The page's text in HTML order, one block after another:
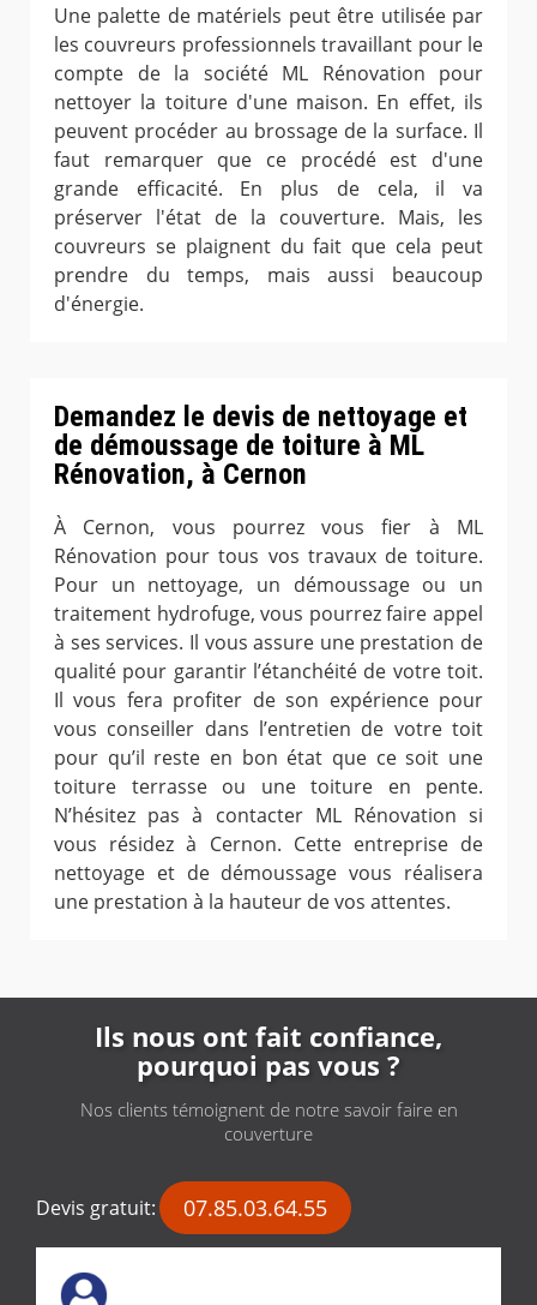
Une palette de matériels peut être utilisée par
les couvreurs professionnels travaillant pour le
compte de la société ML Rénovation pour
nettoyer la toiture d'une maison. En effet, ils
peuvent procéder au brossage de la surface. Il
faut remarquer que ce procédé est d'une
grande efficacité. En plus de cela, il va
préserver l'état de la couverture. Mais, les
couvreurs se plaignent du fait que cela peut
prendre du temps, mais aussi beaucoup
d'énergie.
Demandez le devis de nettoyage et
de démoussage de toiture à ML
Rénovation, à Cernon
À Cernon, vous pourrez vous fier à ML
Rénovation pour tous vos travaux de toiture.
Pour un nettoyage, un démoussage ou un
traitement hydrofuge, vous pourrez faire appel
à ses services. Il vous assure une prestation de
qualité pour garantir l’étanchéité de votre toit.
Il vous fera profiter de son expérience pour
vous conseiller dans l’entretien de votre toit
pour qu’il reste en bon état que ce soit une
toiture terrasse ou une toiture en pente.
N’hésitez pas à contacter ML Rénovation si
vous résidez à Cernon. Cette entreprise de
nettoyage et de démoussage vous réalisera
une prestation à la hauteur de vos attentes.
Ils nous ont fait confiance,
pourquoi pas vous ?
Nos clients témoignent de notre savoir faire en
couverture
Devis gratuit: 07.85.03.64.55